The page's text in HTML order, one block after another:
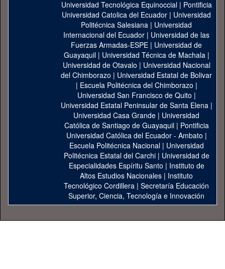
Universidad Tecnológica Equinoccial| Pontificia
Universidad Catolica del Ecuador | Universidad
Politécnica Salesiana | Universidad
Internacional del Ecuador | Universidad de las
Fuerzas Armadas-ESPE | Universidad de
Guayaquil| Universidad Técnica de Machala|
Universidad de Otavalo | Universidad Nacional
del Chimborazo | Universidad Estatal de Bolivar
| Escuela Politécnica del Chimborazo |
Universidad San Francisco de Quito |
Universidad Estatal Peninsular de Santa Elena|
Universidad Casa Grande | Universidad
Católica de Santiago de Guayaquil| Pontificia
Universidad Católica del Ecuador - Ambato |
Escuela Politécnica Nacional| Universidad
Politécnica Estatal del Carchi| Universidad de
Especialidades Espíritu Santo | Instituto de
Altos Estudios Nacionales | Instituto
Tecnológico Cordillera | Secretaría Educación
Superior, Ciencia, Tecnología e Innovación